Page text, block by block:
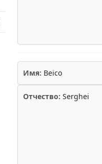
Имя: Beico
Отчество: Serghei